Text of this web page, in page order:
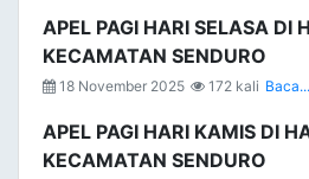
APEL PAGI HARI SELASA DI
KECAMATAN SENDURO
18 November 2025 172 kali Baca...
APEL PAGI HARI KAMIS DI
KECAMATAN SENDURO